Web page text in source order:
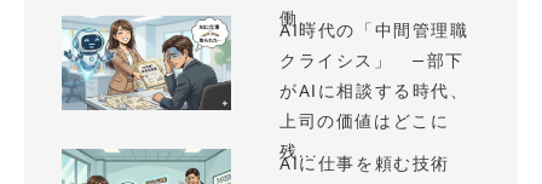
働...
AI時代の「中間管理職
クライシス」 —部下
がAIに相談する時代、
上司の価値はどこに
残...
AIに仕事を頼む技術